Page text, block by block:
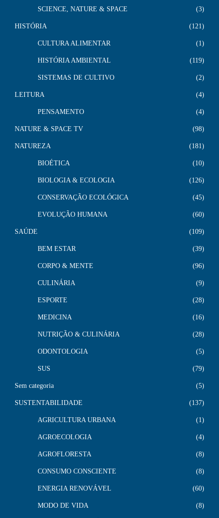
SCIENCE, NATURE & SPACE 3
HISTÓRIA 121
CULTURA ALIMENTAR 1
HISTÓRIA AMBIENTAL 119
SISTEMAS DE CULTIVO 2
LEITURA 4
PENSAMENTO 4
NATURE & SPACE TV 98
NATUREZA 181
BIOÉTICA 10
BIOLOGIA & ECOLOGIA 126
CONSERVAÇÃO ECOLÓGICA 45
EVOLUÇÃO HUMANA 60
SAÚDE 109
BEM ESTAR 39
CORPO & MENTE 96
CULINÁRIA 9
ESPORTE 28
MEDICINA 16
NUTRIÇÃO & CULINÁRIA 28
ODONTOLOGIA 5
SUS 79
Sem categoria 5
SUSTENTABILIDADE 137
AGRICULTURA URBANA 1
AGROECOLOGIA 4
AGROFLORESTA 8
CONSUMO CONSCIENTE 8
ENERGIA RENOVÁVEL 60
MODO DE VIDA 8